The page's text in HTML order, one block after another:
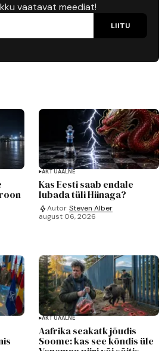
vaatavat meediat!
LIITU
AKTUAALNE
Kas Eesti saab endale
lubada tüli Hiinaga?
Autor Steven Alber
august 06, 2026
AKTUAALNE
Aafrika seakatk jõudis
Soome: kas see kõndis üle